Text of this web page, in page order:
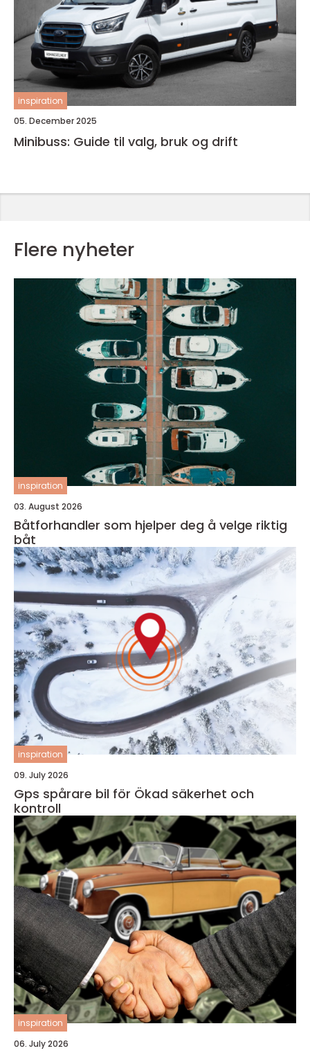
inspiration
05. December 2025
Minibuss: Guide til valg, bruk og drift
Flere nyheter
inspiration
03. August 2026
Båtforhandler som hjelper deg å velge riktig
båt
inspiration
09. July 2026
Gps spårare bil för Ökad säkerhet och
kontroll
inspiration
06. July 2026